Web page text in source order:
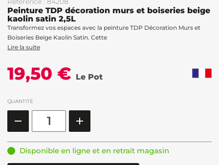
Peinture TDP décoration murs et boiseries beige
kaolin satin 2,5L
Transformez vos espaces avec la peinture TDP Décoration Murs et
Boiseries Beige Kaolin Satin. Cette
Lire la suite
19,50 € Le Pot
QUANTITÉ
Disponible en ligne et en retrait magasin